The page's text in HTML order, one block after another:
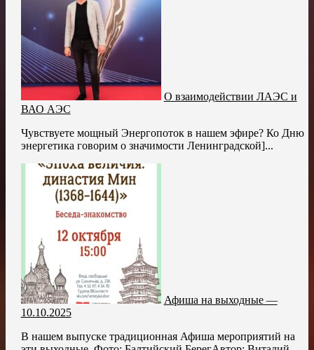
О взаимодействии ЛАЭС и
ВАО АЭС
Чувствуете мощный Энергопоток в нашем эфире? Ко Дню
энергетика говорим о значимости Ленинградской]...
Афиша на выходные —
10.10.2025
В нашем выпуске традиционная Афиша мероприятий на